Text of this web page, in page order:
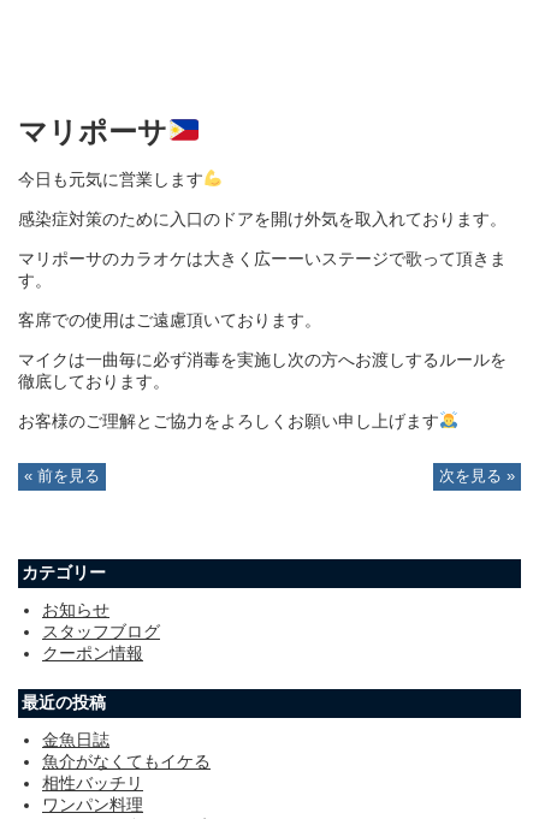
マリポーサ
今日も元気に営業します
感染症対策のために入口のドアを開け外気を取入れております。
マリポーサのカラオケは大きく広ーーいステージで歌って頂きま
す。
客席での使用はご遠慮頂いております。
マイクは一曲毎に必ず消毒を実施し次の方へお渡しするルールを
徹底しております。
お客様のご理解とご協力をよろしくお願い申し上げます
« 前を見る 次を見る »
カテゴリー
お知らせ
スタッフブログ
クーポン情報
最近の投稿
金魚日誌
魚介がなくてもイケる
相性バッチリ
ワンパン料理